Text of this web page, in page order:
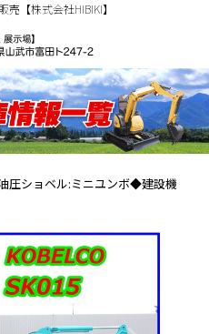
【株式会社HIBIKI】
圧ショベル:ミニユンボ◆建設機